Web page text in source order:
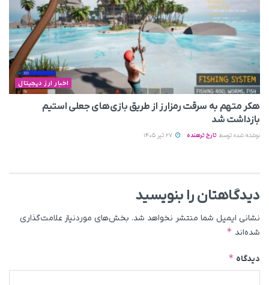
اخبار ارز دیجیتال
هکر متهم به سرقت رمزارز از طریق بازی‌های جعلی استیم
بازداشت شد
نوشته شده توسط تارخ ترهنده
دیدگاهتان را بنویسید
نشانی ایمیل شما منتشر نخواهد شد. بخش‌های موردنیاز علامت‌گذاری
شده‌اند *
دیدگاه *